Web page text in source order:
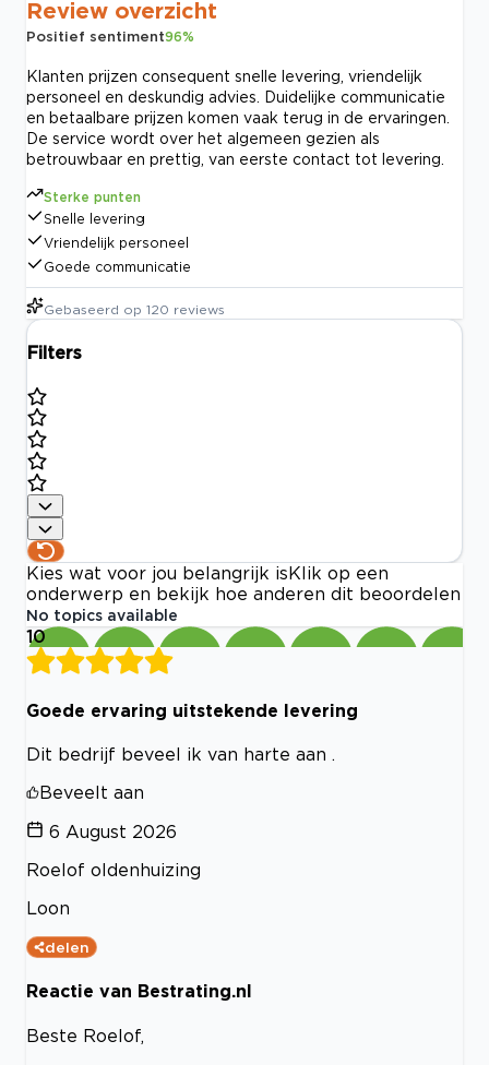
Review overzicht
Positief sentiment96%
Klanten prijzen consequent snelle levering, vriendelijk
personeel en deskundig advies. Duidelijke communicatie
en betaalbare prijzen komen vaak terug in de ervaringen.
De service wordt over het algemeen gezien als
betrouwbaar en prettig, van eerste contact tot levering.
Sterke punten
Snelle levering
Vriendelijk personeel
Goede communicatie
Gebaseerd op 120 reviews
Filters
Kies wat voor jou belangrijk is Klik op een
onderwerp en bekijk hoe anderen dit beoordelen
No topics available
10
Goede ervaring uitstekende levering
Dit bedrijf beveel ik van harte aan .
Beveelt aan
6 August 2026
Roelof oldenhuizing
Loon
delen
Reactie van Bestrating.nl
Beste Roelof,